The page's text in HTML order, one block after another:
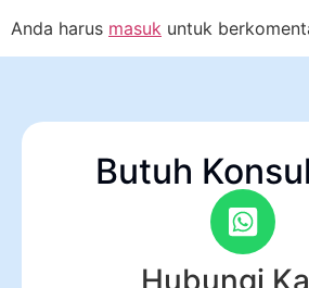
Anda harus masuk untuk
Butuh